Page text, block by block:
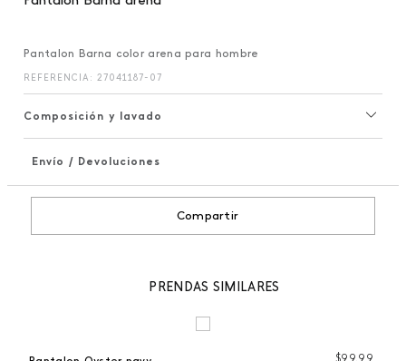
Pantalon Barna color arena para hombre
REFERENCIA : 27041187-07
Composición y lavado
Envío / Devoluciones
Compartir
PRENDAS SIMILARES
$99,99